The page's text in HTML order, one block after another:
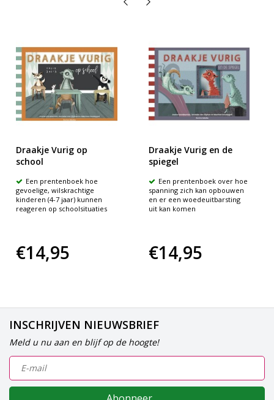
Draakje Vurig op
school
Een prentenboek hoe
gevoelige, wilskrachtige
kinderen (4-7 jaar) kunnen
reageren op schoolsituaties
€14,95
Draakje Vurig en de
spiegel
Een prentenboek over hoe
spanning zich kan opbouwen
en er een woedeuitbarsting
uit kan komen
€14,95
INSCHRIJVEN NIEUWSBRIEF
Meld u nu aan en blijf op de hoogte!